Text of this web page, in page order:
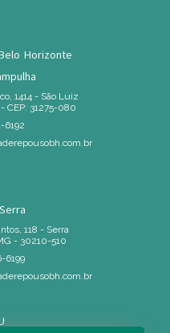
Horizonte
1414 - São Luiz
CEP: 31275-080
6192
118 - Serra
- 30210-510
6199